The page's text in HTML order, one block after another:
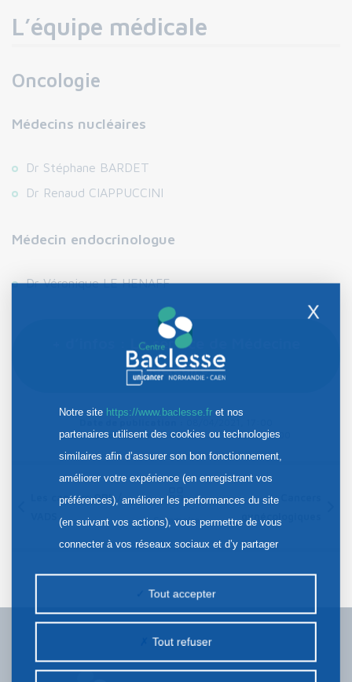
L’équipe médicale
Oncologie
Médecins nucléaires
Dr Stéphane BARDET
Dr Renaud CIAPPUCCINI
Médecin endocrinologue
Dr Véronique LE HENAFF
+ d’infos : Le service de Médecine
nucléaire
Date de dernière mise à jour : 18/10/2022, 11:00
Les cancers ORL /
Sommaire
gynécologiques
X
Notre site https://www.baclesse.fret nos
partenaires utilisent des cookies ou technologies
similaires afin d’assurer son bon fonctionnement,
améliorer votre expérience (en enregistrant vos
préférences), améliorer les performances du site
(en suivant vos actions), vous permettre de vous
connecter à vos réseaux sociaux et d’y partager
la publicité personnalisée sur notre site ou ceux de
nos partenaires. Certains traceurs non classés
préalable.
Tout accepter
Tout refuser